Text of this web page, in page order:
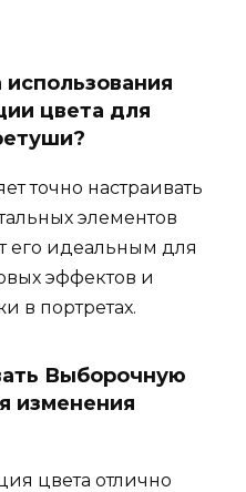
цвета для
точно настраивать
элементов
его идеальным для
эффектов и
в портретах.
Выборочную
изменения
цвета отлично